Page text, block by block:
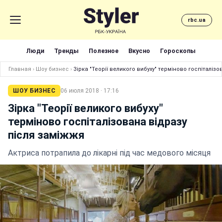
rbc.ua
Люди Тренды Полезное Вкусно Гороскопы
Главная › Шоу бизнес › Зірка "Теорії великого вибуху" терміново
ШОУ БИЗНЕС 06 июля 2018 · 17:16
Зірка "Теорії великого вибуху"
терміново госпіталізована відразу
після заміжжя
Актриса потрапила до лікарні під час медового місяця